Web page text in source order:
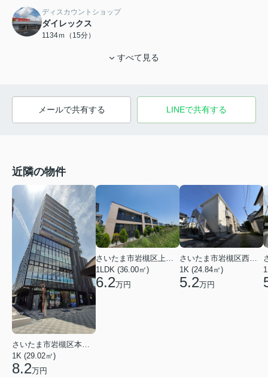
ディスカウントショップ
ダイレックス
1134ｍ（15分）
すべて見る
メールで共有する LINEで共有する
近隣の物件
1K (29.02㎡)
8.2万円
さいたま市岩槻区上里１丁目
1LDK (36.00㎡)
6.2万円
さいたま市岩槻区西町５丁目
1K (24.84㎡)
5.2万円